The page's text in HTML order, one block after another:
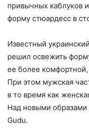
привычных каблуков
форму стюардесс в
Известный
решил освежить
ее более
При этом мужская
в то время как
Над новыми образами
Gudu.